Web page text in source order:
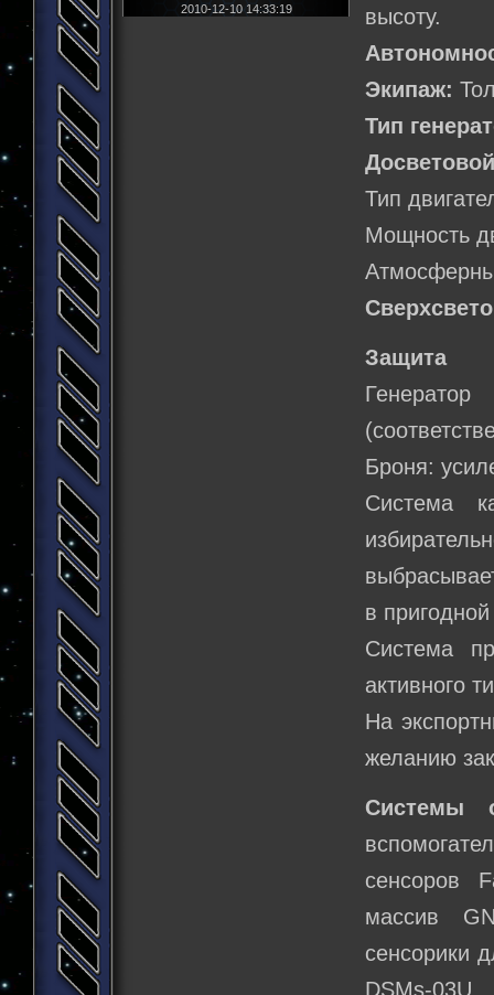
2010-12-10 14:33:19
высоту.
Экипаж:
Тип
Тип
Мощность
Защита
Броня:
Система
в
Система
активного
На
желанию
Системы
сенсоров
массив
сенсорики
DSMs-03U.